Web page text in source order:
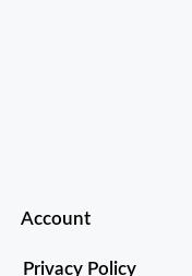
Account
Privacy Policy